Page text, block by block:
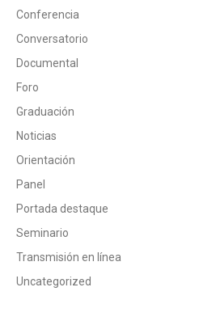
Conferencia
Conversatorio
Documental
Foro
Graduación
Noticias
Orientación
Panel
Portada destaque
Seminario
Transmisión en línea
Uncategorized